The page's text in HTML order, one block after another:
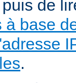
de
à base
.